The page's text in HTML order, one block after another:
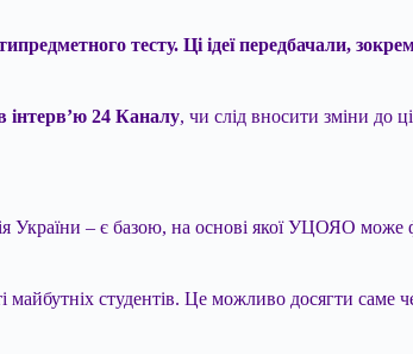
тесту. Ці ідеї передбачали,
інтерв’ю 24 Каналу, чи слід вносити зміни до
України – є базою, на основі якої УЦОЯО
студентів. Це можливо досягти саме